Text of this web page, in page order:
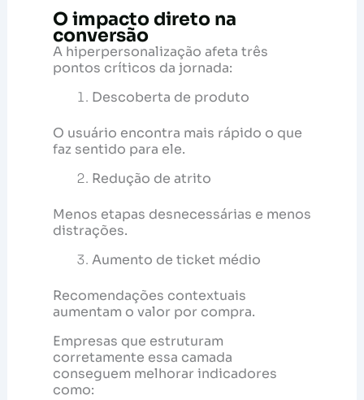
O impacto direto na
conversão
A hiperpersonalização afeta três
pontos críticos da jornada:
Descoberta de produto
O usuário encontra mais rápido o que
faz sentido para ele.
Redução de atrito
Menos etapas desnecessárias e menos
distrações.
Aumento de ticket médio
Recomendações contextuais
aumentam o valor por compra.
Empresas que estruturam
corretamente essa camada
conseguem melhorar indicadores
como: